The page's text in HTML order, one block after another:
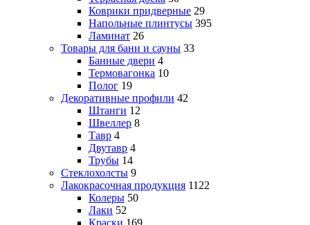
Коврики придверные 29
Напольные плинтусы 395
Ламинат 26
Товары для бани и сауны 33
Банные двери 4
Термовагонка 10
Полог 19
Декоративные профили 42
Штанги 12
Швеллер 8
Тавр 4
Двутавр 4
Трубы 14
Стеклохолсты 9
Лакокрасочная продукция 1122
Колеры 50
Лаки 52
Краски 169